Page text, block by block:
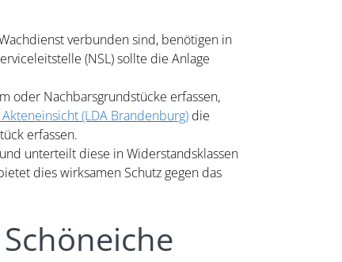
verbunden sind, benötigen in
(NSL) sollte die Anlage
oder Nachbarsgrundstücke erfassen,
(LDA Brandenburg) die
erfassen.
unterteilt diese in Widerstandsklassen
dies wirksamen Schutz gegen das